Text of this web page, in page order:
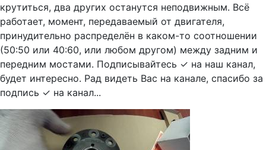
крутиться, два других останутся неподвижным. Всё
работает, момент, передаваемый от двигателя,
принудительно распределён в каком-то соотношении
(50:50 или 40:60, или любом другом) между задним и
передним мостами. Подписывайтесь ✓ на наш канал,
будет интересно. Рад видеть Вас на канале, спасибо за
подпись ✓ на канал...